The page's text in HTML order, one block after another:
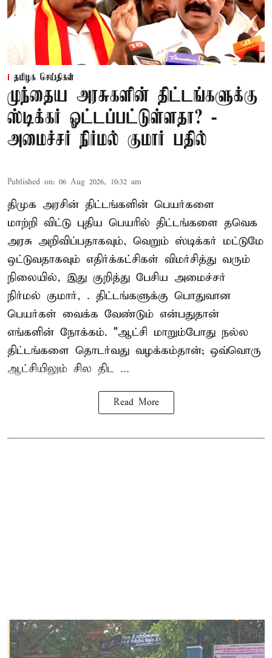
தமிழக செய்திகள்
முந்தைய அரசுகளின் திட்டங்களுக்கு
ஸ்டிக்கர் ஓட்டப்பட்டுள்ளதா? -
அமைச்சர் நிர்மல் குமார் பதில்
Published on: 06 Aug 2026, 10:32 am
திமுக அரசின் திட்டங்களின் பெயர்களை
மாற்றி விட்டு புதிய பெயரில் திட்டங்களை தவெக
அரசு அறிவிப்பதாகவும், வெறும் ஸ்டிக்கர் மட்டுமே
ஒட்டுவதாகவும் எதிர்க்கட்சிகள் விமர்சித்து வரும்
நிலையில், இது குறித்து பேசிய அமைச்சர்
நிர்மல் குமார், . திட்டங்களுக்கு பொதுவான
பெயர்கள் வைக்க வேண்டும் என்பதுதான்
எங்களின் நோக்கம். "ஆட்சி மாறும்போது நல்ல
திட்டங்களை தொடர்வது வழக்கம்தான்; ஒவ்வொரு
ஆட்சியிலும் சில திட ...
Read More